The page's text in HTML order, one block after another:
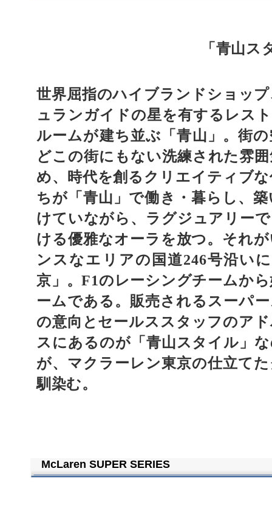
「青山
世界屈指のハイブランドショッ
ュランガイドの星を有するレス
ルームが建ち並ぶ「青山」。街
どこの街にもない洗練された雰
め、時代を創るクリエイティブ
ちが「青山」で働き・暮らし、
けていながら、ラグジュアリー
ける優雅なオーラを放つ。それ
ンスなエリアの国道246号沿い
京」。F1のレーシングチームか
ームである。販売されるスーパ
の意向とセールススタッフのア
スにあるのが「青山スタイル」
が、マクラーレン東京の仕立て
馴染む。
McLaren SUPER SERIES